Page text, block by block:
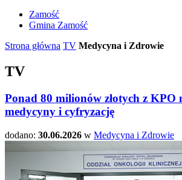
Zamość
Gmina Zamość
Strona główna TV Medycyna i Zdrowie
TV
Ponad 80 milionów złotych z KPO
medycyny i cyfryzację
dodano: 30.06.2026 w Medycyna i Zdrowie